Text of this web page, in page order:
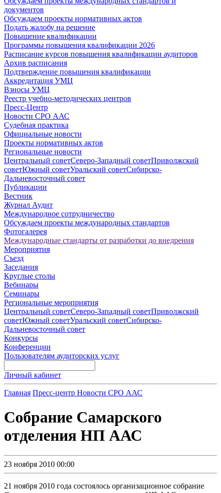
документов
Обсуждаем проекты нормативных актов
Подать жалобу на решение
Повышение квалификации
Программы повышения квалификации 2026
Расписание курсов повышения квалификации аудиторов
Архив расписания
Подтверждение повышения квалификации
Аккредитация УМЦ
Взносы УМЦ
Реестр учебно-методических центров
Пресс-Центр
Новости СРО ААС
Судебная практика
Официальные новости
Проекты нормативных актов
Региональные новости
Центральный советСеверо-Западный советПриволжский
советЮжный советУральский советСибирско-
Дальневосточный совет
Публикации
Вестник
Журнал Аудит
Международное сотрудничество
Обсуждаем проекты международных стандартов
Фотогалерея
Международные стандарты от разработки до внедрения
Мероприятия
Съезд
Заседания
Круглые столы
Вебинары
Семинары
Региональные мероприятия
Центральный советСеверо-Западный советПриволжский
советЮжный советУральский советСибирско-
Дальневосточный совет
Конкурсы
Конференции
Пользователям аудиторских услуг
Личный кабинет
Главная Пресс-центр Новости СРО ААС
Собрание Самарского
отделения НП ААС
23 ноября 2010 00:00
21 ноября 2010 года состоялось организационное собрание